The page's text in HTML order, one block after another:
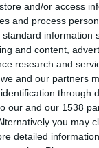
store and/or access
and process
information
and content,
research and
and our partners
through
our and our 1538
you may
detailed
de Folarin
en Ligue
presse, Adi Hütter
serait dans le
ou si son retour
LA LECTURE